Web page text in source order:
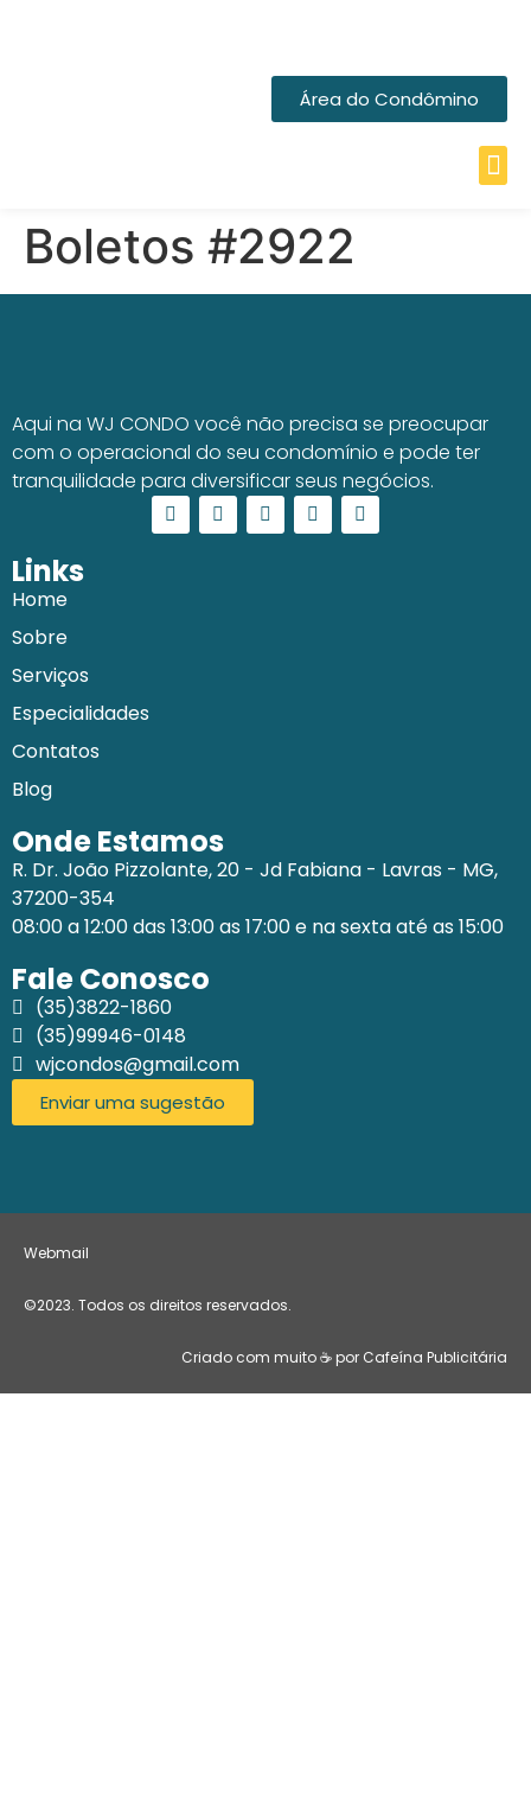
Área do Condômino
Boletos #2922
Aqui na WJ CONDO você não precisa se preocupar
com o operacional do seu condomínio e pode ter
tranquilidade para diversificar seus negócios.
Links
Home
Sobre
Serviços
Especialidades
Contatos
Blog
Onde Estamos
R. Dr. João Pizzolante, 20 - Jd Fabiana - Lavras - MG,
37200-354
08:00 a 12:00 das 13:00 as 17:00 e na sexta até as 15:00
Fale Conosco
(35)3822-1860
(35)99946-0148
wjcondos@gmail.com
Enviar uma sugestão
Webmail
©2023. Todos os direitos reservados.
Criado com muito ☕ por Cafeína Publicitária